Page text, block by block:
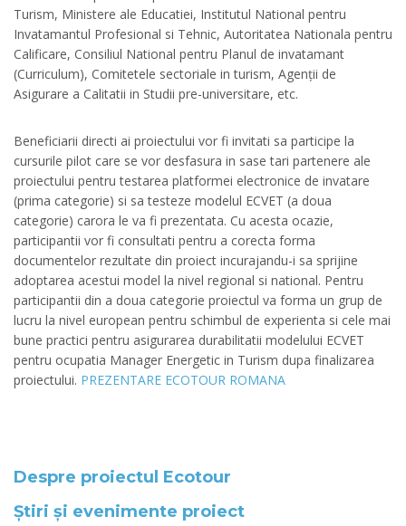
Turism, Ministere ale Educatiei, Institutul National pentru
Invatamantul Profesional si Tehnic, Autoritatea Nationala pentru
Calificare, Consiliul National pentru Planul de invatamant
(Curriculum), Comitetele sectoriale in turism, Agenții de
Asigurare a Calitatii in Studii pre-universitare, etc.
Beneficiarii directi ai proiectului vor fi invitati sa participe la
cursurile pilot care se vor desfasura in sase tari partenere ale
proiectului pentru testarea platformei electronice de invatare
(prima categorie) si sa testeze modelul ECVET (a doua
categorie) carora le va fi prezentata. Cu acesta ocazie,
participantii vor fi consultati pentru a corecta forma
documentelor rezultate din proiect incurajandu-i sa sprijine
adoptarea acestui model la nivel regional si national. Pentru
participantii din a doua categorie proiectul va forma un grup de
lucru la nivel european pentru schimbul de experienta si cele mai
bune practici pentru asigurarea durabilitatii modelului ECVET
pentru ocupatia Manager Energetic in Turism dupa finalizarea
proiectului. PREZENTARE ECOTOUR ROMANA
Despre proiectul Ecotour
Știri și evenimente proiect